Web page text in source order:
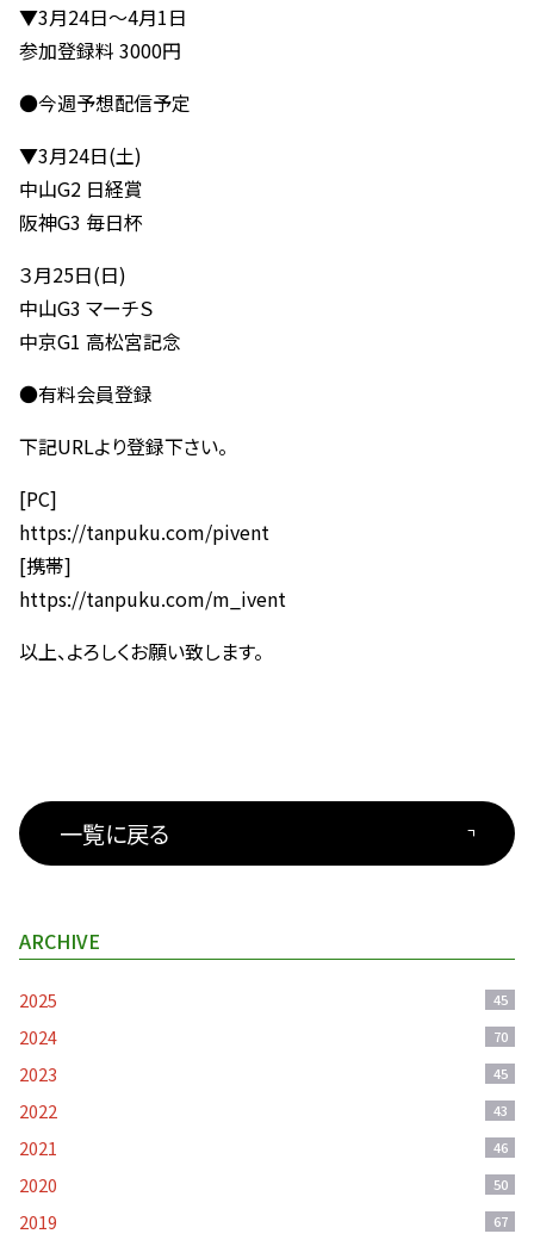
▼3月24日～4月1日
参加登録料 3000円
●今週予想配信予定
▼3月24日(土)
中山G2 日経賞
阪神G3 毎日杯
３月25日(日)
中山G3 マーチＳ
中京G1 高松宮記念
●有料会員登録
下記URLより登録下さい。
[PC]
https://tanpuku.com/pivent
[携帯]
https://tanpuku.com/m_ivent
以上、よろしくお願い致します。
一覧に戻る
ARCHIVE
2025 45
2024 70
2023 45
2022 43
2021 46
2020 50
2019 67